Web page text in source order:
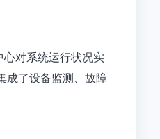
对系统运行状况实
成了设备监测、故障